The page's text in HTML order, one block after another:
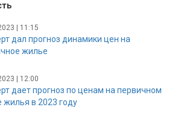
| 11:15
дал прогноз динамики цен на
жилье
| 12:00
дает прогноз по ценам на первичном
жилья в 2023 году